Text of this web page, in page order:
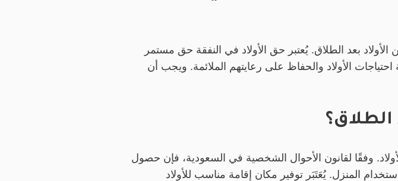
بعد الطلاق. يُعتبر حق الأولاد في النفقة حق مستمر
الأولاد والحفاظ على رعايتهم الملائمة. ويجب أن
الطلاق؟
وفقًا لقانون الأحوال الشخصية في السعودية، فإن حصول
المنزل. يُعَتَبَر توفير مكان إقامة مناسب للأولاد